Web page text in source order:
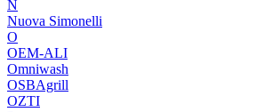
N
Nuova Simonelli
O
OEM-ALI
Omniwash
OSBAgrill
OZTI